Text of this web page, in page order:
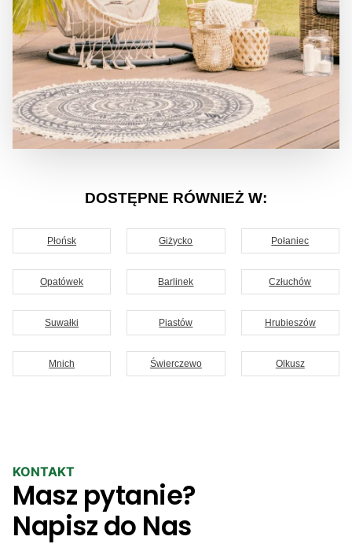
DOSTĘPNE RÓWNIEŻ W:
Płońsk Giżycko Połaniec
Opatówek Barlinek Człuchów
Suwałki Piastów Hrubieszów
Mnich Świerczewo Olkusz
KONTAKT
Masz pytanie?
Napisz do Nas